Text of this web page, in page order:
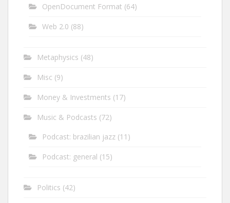
OpenDocument Format (64)
Web 2.0 (88)
Metaphysics (48)
Misc (9)
Money & Investments (17)
Music & Podcasts (72)
Podcast: brazilian jazz (11)
Podcast: general (15)
Politics (42)